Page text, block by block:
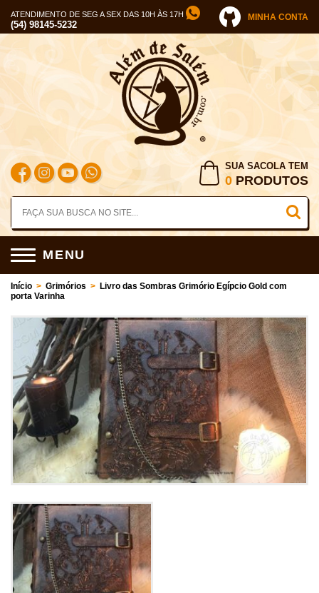
ATENDIMENTO DE SEG A SEX DAS 10H ÀS 17H
(54) 98145-5232
MINHA CONTA
SUA SACOLA TEM
0 PRODUTOS
MENU
Início > Grimórios > Livro das Sombras Grimório Egípcio Gold com
porta Varinha